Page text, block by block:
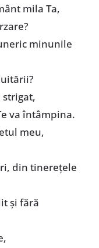
mila Ta,
minunile
strigat,
va întâmpina.
meu,
din tinerețele
și fără